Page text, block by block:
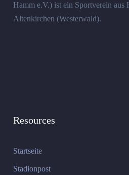
Hamm e.V.) ist ein Sportverein
Altenkirchen (Westerwald).
Resources
Startseite
Stadionpost